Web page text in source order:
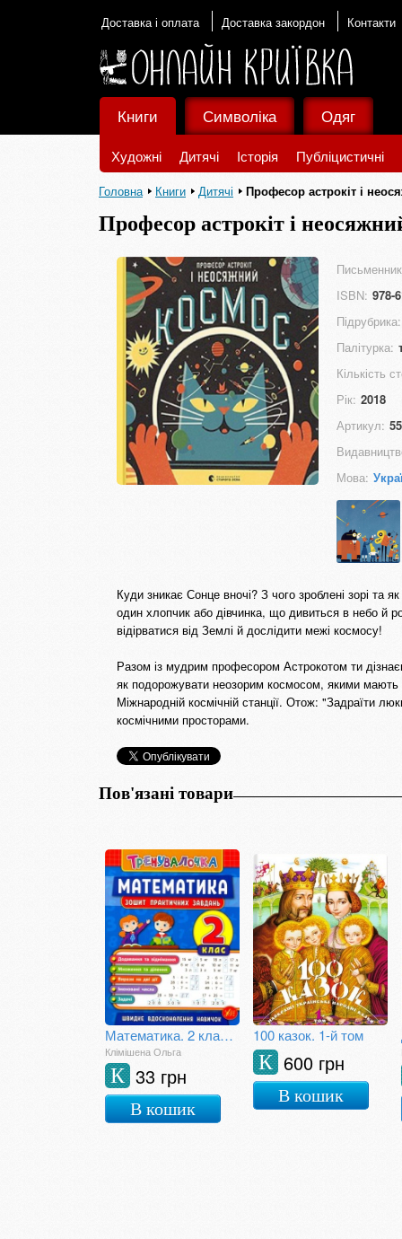
Доставка і оплата Доставка закордон Контакти
Книги
Художні Дитячі Історія Публіцистичні
Символіка Одяг
Головна Книги Дитячі Професор астрокіт і
Професор астрокіт і
ISBN: 978-
Підрубрика:
Палітурка:
Кількість
Рік: 2018
Артикул:
Мова:
Куди зникає Сонце вночі? З чого зроблені зорі та
один хлопчик або дівчинка, що дивиться в небо й
відірватися від Землі й дослідити межі космосу!
Разом із мудрим професором Астрокотом ти
як подорожувати неозорим космосом, якими мають
Міжнародній космічній станції. Отож: "Задраїти
космічними просторами.
Пов'язані товари
Математика. 2 клас. Зошит практичних завдань
Клімішена Ольга
33 грн
К
В кошик
100 казок. 1-й том
600 грн
К
В кошик